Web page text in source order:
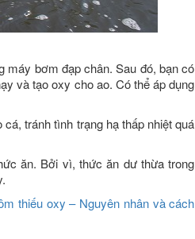
máy bơm đạp chân. Sau đó, bạn có
và tạo oxy cho ao. Có thể áp dụng
tránh tình trạng hạ thấp nhiệt quá
ăn. Bởi vì, thức ăn dư thừa trong
thiếu oxy – Nguyên nhân và cách